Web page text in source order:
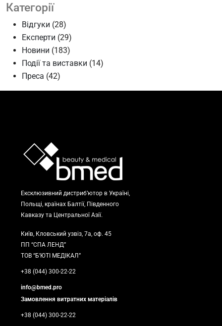
Категорії
Відгуки (28)
Експерти (29)
Новини (183)
Події та виставки (14)
Преса (42)
Ексклюзивний дистриб’ютор в Україні,
Польщі, країнах Балтії, Південного
Кавказу та Центральної Азії.
Київ, Кловський узвіз, 7а, оф. 45
ПП “СПА ЛЕНД”
ТОВ “Б’ЮТІ МЕДІКАЛ”
+38 (044) 300-22-22
info@bmed.pro
Замовлення витратних матеріалів
+38 (044) 300-22-22